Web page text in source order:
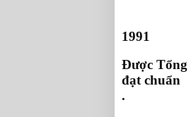
1991
Được Tổng
đạt chuẩn
.